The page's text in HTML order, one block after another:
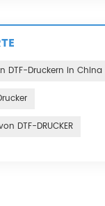
DTF-Druckern in China
DTF-DRUCKER